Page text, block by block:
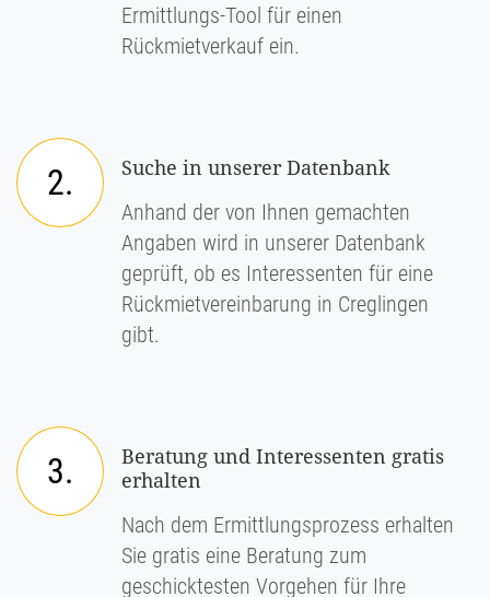
Ermittlungs-Tool für einen
Rückmietverkauf ein.
2.
Suche in unserer Datenbank
Anhand der von Ihnen gemachten
Angaben wird in unserer Datenbank
geprüft, ob es Interessenten für eine
Rückmietvereinbarung in Creglingen
gibt.
3.
Beratung und Interessenten gratis
erhalten
Nach dem Ermittlungsprozess erhalten
Sie gratis eine Beratung zum
geschicktesten Vorgehen für Ihre